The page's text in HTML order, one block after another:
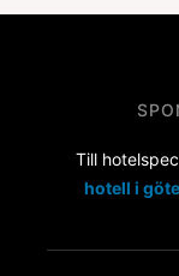
Till
hotell i